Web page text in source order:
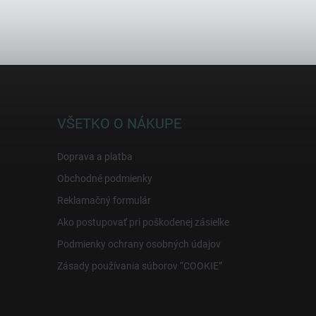
VŠETKO O NÁKUPE
Doprava a platba
Obchodné podmienky
Reklamačný formulár
Ako postupovať pri poškodenej zásielke
Podmienky ochrany osobných údajov
Zásady používania súborov “COOKIE”